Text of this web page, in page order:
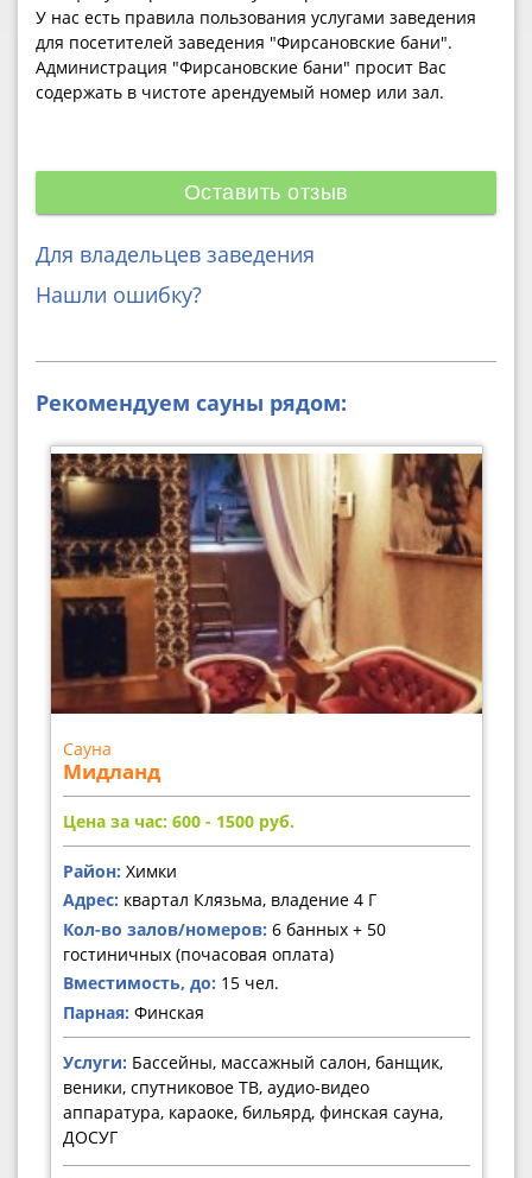
У нас есть правила пользования услугами заведения
для посетителей заведения "Фирсановские бани".
Администрация "Фирсановские бани" просит Вас
содержать в чистоте арендуемый номер или зал.
Оставить отзыв
Для владельцев заведения
Нашли ошибку?
Рекомендуем сауны рядом:
Сауна
Мидланд
Цена за час: 600 - 1500 руб.
Район: Химки
Адрес: квартал Клязьма, владение 4 Г
Кол-во залов/номеров: 6 банных + 50
гостиничных (почасовая оплата)
Вместимость, до: 15 чел.
Парная: Финская
Услуги: Бассейны, массажный салон, банщик,
веники, спутниковое ТВ, аудио-видео
аппаратура, караоке, бильярд, финская сауна,
ДОСУГ